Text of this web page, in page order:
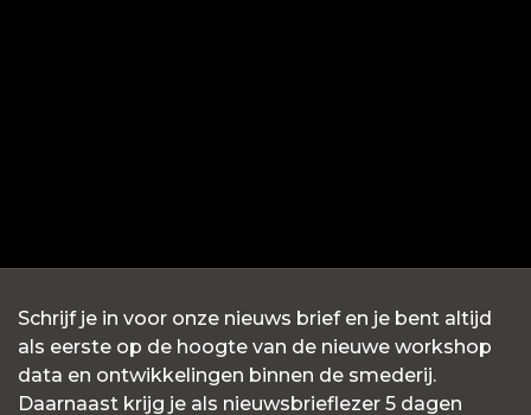
Schrijf je in voor onze nieuws brief en je bent altijd
als eerste op de hoogte van de nieuwe workshop
data en ontwikkelingen binnen de smederij.
Daarnaast krijg je als nieuwsbrieflezer 5 dagen